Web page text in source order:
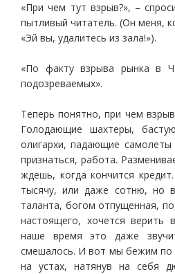
«При чем тут взрыв?», –
пытливый читатель. (Он меня,
«Эй вы, удалитесь из зала!»).
«По факту взрыва рынка в
подозреваемых».
Теперь понятно, при чем
Голодающие шахтеры,
олигархи, падающие
признаться, работа.
ждешь, когда кончится
тысячу, или даже сотню, но
таланта, богом отпущенная,
настоящего, хочется
наше время это даже
смешалось. И вот мы бежим по
на устах, натянув на себя